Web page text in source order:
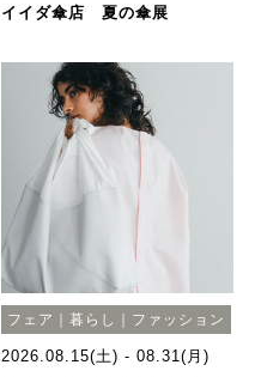
イイダ傘店 夏の傘展
フェア｜暮らし｜ファッション
2026.08.15(土) - 08.31(月)